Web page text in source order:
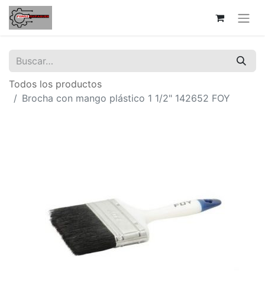
Todos los productos
Brocha con mango plástico 1 1/2" 142652 FOY